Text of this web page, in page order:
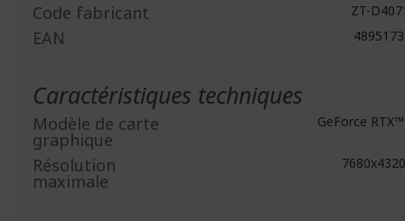
Code fabricant ZT-
EAN
Caractéristiques techniques
Modèle de carte
graphique
GeForce
Résolution
maximale